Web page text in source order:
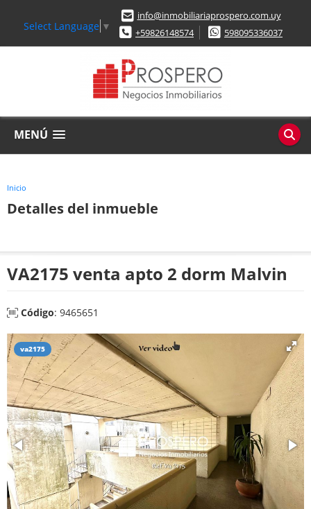
Select Language ▼
info@inmobiliariaprospero.com.uy
+59826148574
598095336037
MENÚ
Inicio
Detalles del inmueble
VA2175 venta apto 2 dorm Malvin
Código: 9465651
va2175